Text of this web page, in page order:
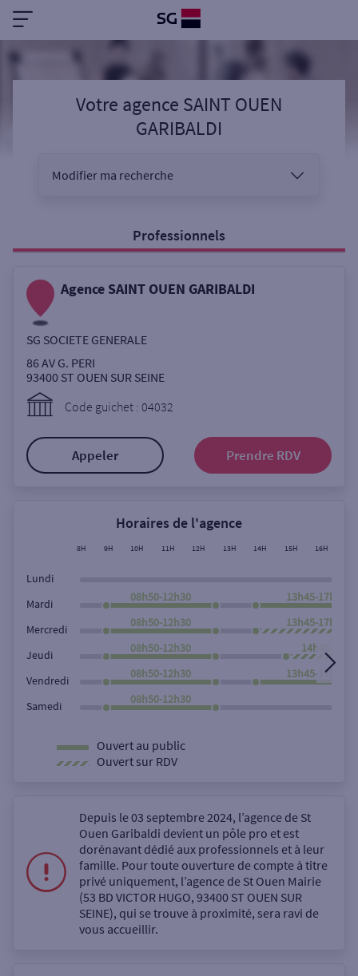
Votre agence SAINT OUEN
GARIBALDI
Modifier ma recherche
Sélectionnez votre recherche
Ouverte le samedi
ou
Rue
Rechercher
Professionnels
Agence SAINT OUEN GARIBALDI
SG SOCIETE GENERALE
86 AV G. PERI
93400 ST OUEN SUR SEINE
Code guichet : 04032
Appeler Prendre RDV
Horaires de l'agence
8H 9H 10H 11H 12H 13H 14H 15H 16H
Lundi
Mardi
08h50-12h30 13h45-17h50
Mercredi
08h50-12h30 13h45-17h50
Jeudi
08h50-12h30 14h45-
Vendredi
08h50-12h30 13h45-17h50
Samedi
08h50-12h30
Ouvert au public
Ouvert sur RDV
Depuis le 03 septembre 2024, l’agence de St
Ouen Garibaldi devient un pôle pro et est
dorénavant dédié aux professionnels et à leur
famille. Pour toute ouverture de compte à titre
privé uniquement, l’agence de St Ouen Mairie
(53 BD VICTOR HUGO, 93400 ST OUEN SUR
SEINE), qui se trouve à proximité, sera ravi de
vous accueillir.